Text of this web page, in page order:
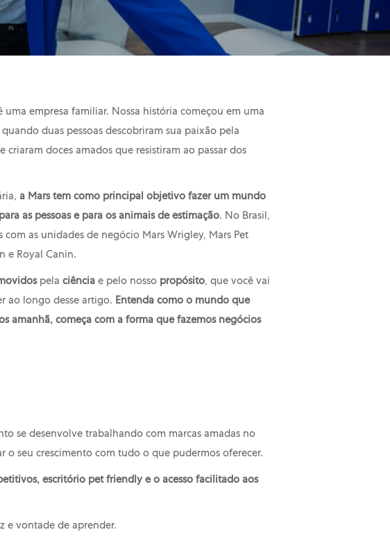
uma empresa familiar. Nossa história começou em uma
duas pessoas descobriram sua paixão pela
criaram doces amados que resistiram ao passar dos
a Mars tem como principal objetivo fazer um mundo
as pessoas e para os animais de estimação. No Brasil,
com as unidades de negócio Mars Wrigley, Mars Pet
e Royal Canin.
pela ciênciae pelo nossopropósito, que você vai
ao longo desse artigo. Entenda como o mundo que
amanhã, começa com a forma que fazemos negócios
se desenvolve trabalhando com marcas amadas no
o seu crescimento com tudo o que pudermos oferecer.
escritório pet friendly e o acesso facilitado aos
e vontade de aprender.